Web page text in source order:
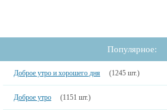
Популярное:
Доброе утро и хорошего дня (1245 шт.)
Доброе утро (1151 шт.)